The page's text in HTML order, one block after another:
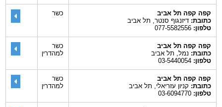
קפה קפה תל אביב
כתובת:דיזנגוף סנטר, תל אביב
טלפון:077-5582556
כשר
קפה קפה תל אביב
כתובת:נמל, תל אביב
טלפון:03-5440054
כשר
למהדרין
קפה קפה תל אביב
כתובת:קניון עזריאלי, תל אביב
טלפון:03-6094770
כשר
למהדרין